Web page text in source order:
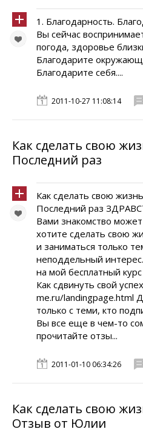
1. Благодарность.
Вы сейчас
погода, здоровье
Благодарите
Благодарите себя....
2011-10-27 11:08:14
Как сделать свою
Последний раз
Как сделать свою
Последний раз
Вами знакомство
хотите сделать свою
и заниматься только
неподдельный
на мой бесплатный
Как сдвинуть свой
me.ru/landingpage.html
только с теми, кто
Вы все еще в чем-то
прочитайте отзы...
2011-01-10 06:34:26
Как сделать свою
Отзыв от Юлии